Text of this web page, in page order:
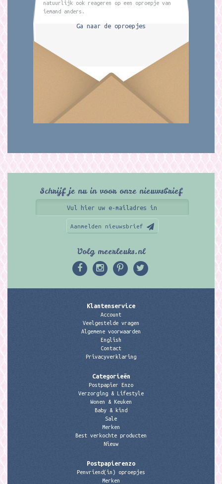
natuurlijk ook reageren op een oproepje van
iemand anders.
Ga naar de oproepjes
Schrijf je nu in voor onze nieuwsbrief
Aanmelden nieuwsbrief
Volg meerleuks.nl
Klantenservice
Account
Veelgestelde vragen
Algemene voorwaarden
English
Contact
Privacyverklaring
Categorieën
Postpapier Enzo
Verzorging & Lifestyle
Wonen & Keuken
Baby & kind
Sale
Merken
Best verkochte producten
Nieuw
Postpapierenzo
Penvriend(in) oproepjes
Merken